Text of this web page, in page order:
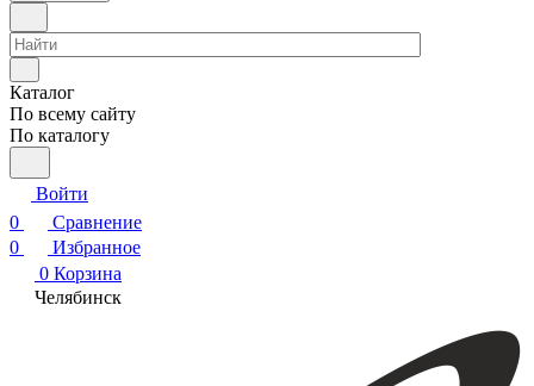
Каталог
По всему сайту
По каталогу
Войти
0
Сравнение
0
Избранное
0 Корзина
Челябинск